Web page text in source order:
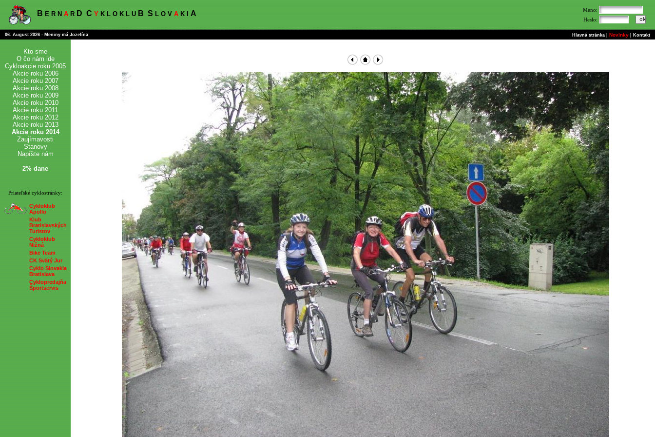
B E R N A R D C Y K L O K L U B S L O V A K I A
Meno:
Heslo:
06. August 2026 - Meniny má Jozefína Hlavná stránka Novinky Kontakt
Kto sme
O čo nám ide
Cykloakcie roku 2005
Akcie roku 2006
Akcie roku 2007
Akcie roku 2008
Akcie roku 2009
Akcie roku 2010
Akcie roku 2011
Akcie roku 2012
Akcie roku 2013
Akcie roku 2014
Zaujímavosti
Stanovy
Napíšte nám
2% dane
Priateľské cyklostránky:
Cykloklub
Apollo
Klub
Bratislavských
Turistov
Cykloklub
Nižná
Bike Team
CK Svätý Jur
Cyklo Slovakia
Bratislava
Cyklopredajňa
Športservis